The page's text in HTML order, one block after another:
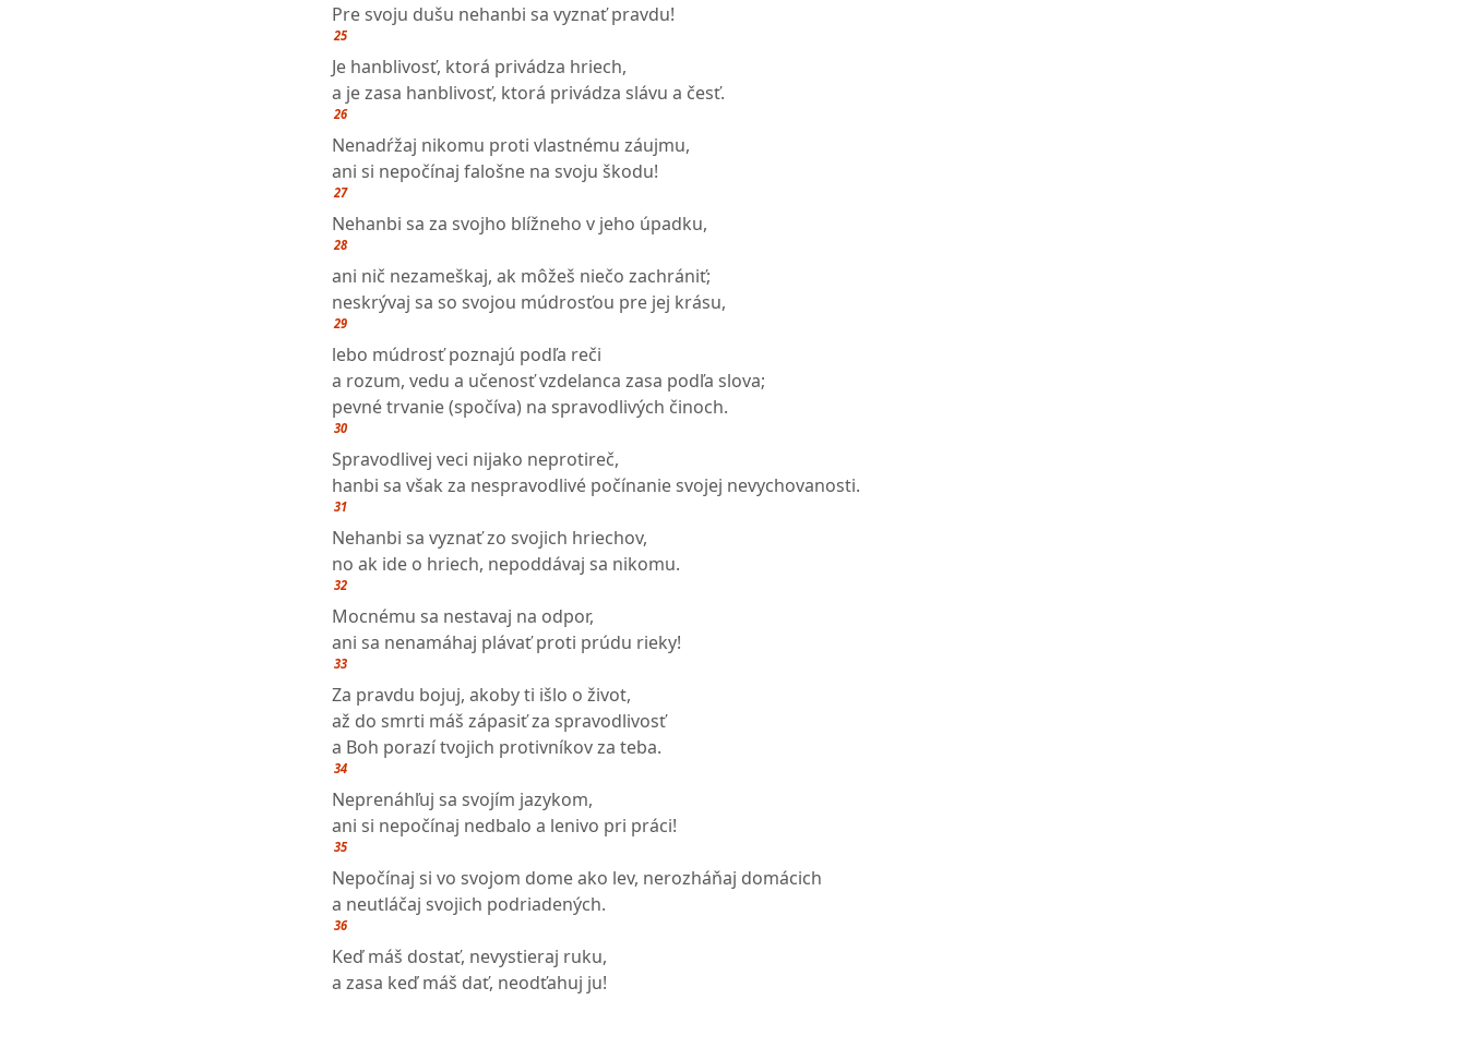
Pre svoju dušu nehanbi sa vyznať pravdu!
25
Je hanblivosť, ktorá privádza hriech,
a je zasa hanblivosť, ktorá privádza slávu a česť.
26
Nenadŕžaj nikomu proti vlastnému záujmu,
ani si nepočínaj falošne na svoju škodu!
27
Nehanbi sa za svojho blížneho v jeho úpadku,
28
ani nič nezameškaj, ak môžeš niečo zachrániť;
neskrývaj sa so svojou múdrosťou pre jej krásu,
29
lebo múdrosť poznajú podľa reči
a rozum, vedu a učenosť vzdelanca zasa podľa slova;
pevné trvanie (spočíva) na spravodlivých činoch.
30
Spravodlivej veci nijako neprotireč,
hanbi sa však za nespravodlivé počínanie svojej nevychovanosti.
31
Nehanbi sa vyznať zo svojich hriechov,
no ak ide o hriech, nepoddávaj sa nikomu.
32
Mocnému sa nestavaj na odpor,
ani sa nenamáhaj plávať proti prúdu rieky!
33
Za pravdu bojuj, akoby ti išlo o život,
až do smrti máš zápasiť za spravodlivosť
a Boh porazí tvojich protivníkov za teba.
34
Neprenáhľuj sa svojím jazykom,
ani si nepočínaj nedbalo a lenivo pri práci!
35
Nepočínaj si vo svojom dome ako lev, nerozháňaj domácich
a neutláčaj svojich podriadených.
36
Keď máš dostať, nevystieraj ruku,
a zasa keď máš dať, neodťahuj ju!